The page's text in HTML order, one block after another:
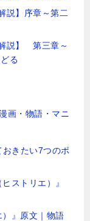
説】序章～第二
説】 第三章～
る
画・物語・マニ
きたい7つのポ
ストリエ）』
）』原文｜物語